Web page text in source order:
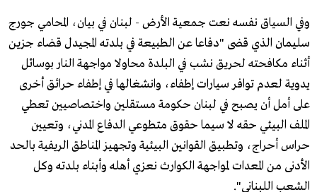
وفي السياق نفسه نعت جمعية الأرض - لبنان في بيان، المحامي جورج
سليمان الذي قضى "دفاعا عن الطبيعة في بلدته المجيدل قضاء جزين
أثناء مكافحته لحريق نشب في البلدة محاولا مواجهة النار بوسائل
يدوية لعدم توافر سيارات إطفاء، وانشغالها في إطفاء حرائق أخرى
على أمل أن يصبح في لبنان حكومة مستقلين واختصاصيين تعطي
الملف البيئي حقه لا سيما حقوق متطوعي الدفاع المدني، وتعيين
حراس أحراج، وتطبيق القوانين البيئية وتجهيز المناطق الريفية بالحد
الأدنى من المعدات لمواجهة الكوارث نعزي أهله وأبناء بلدته وكل
الشعب اللبناني".